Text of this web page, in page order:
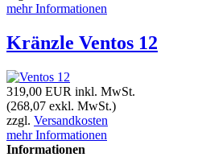
mehr Informationen
Kränzle Ventos 12
319,00 EUR inkl. MwSt.
(268,07 exkl. MwSt.)
zzgl. Versandkosten
mehr Informationen
Informationen